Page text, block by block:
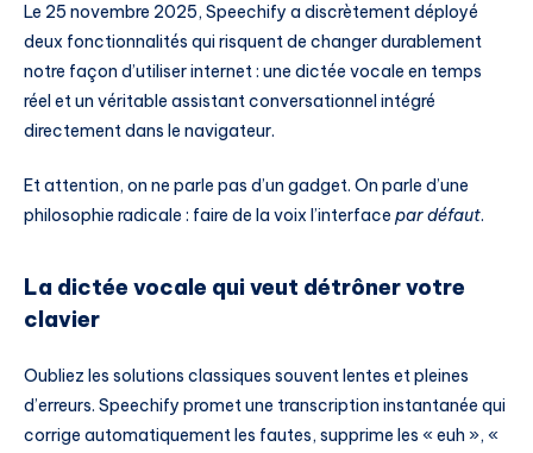
Le 25 novembre 2025, Speechify a discrètement déployé
deux fonctionnalités qui risquent de changer durablement
notre façon d’utiliser internet : une dictée vocale en temps
réel et un véritable assistant conversationnel intégré
directement dans le navigateur.
Et attention, on ne parle pas d’un gadget. On parle d’une
philosophie radicale : faire de la voix l’interface par défaut.
La dictée vocale qui veut détrôner votre
clavier
Oubliez les solutions classiques souvent lentes et pleines
d’erreurs. Speechify promet une transcription instantanée qui
corrige automatiquement les fautes, supprime les « euh », «